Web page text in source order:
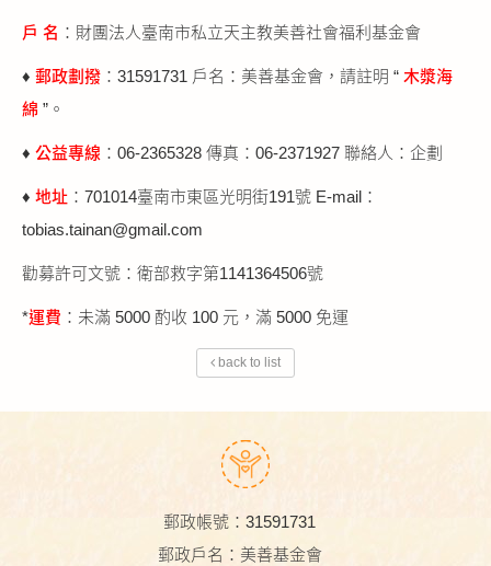
戶 名 ：財團法人臺南市私立天主教美善社會福利基金會
♦ 郵政劃撥 ：31591731 戶名：美善基金會，請註明 “ 木漿海
綿 ”。
♦ 公益專線 ：06-2365328 傳真：06-2371927 聯絡人：企劃
♦ 地址 ：701014臺南市東區光明街191號 E-mail：
tobias.tainan@gmail.com
勸募許可文號：衛部救字第1141364506號
*運費 ：未滿 5000 酌收 100 元，滿 5000 免運
back to list
郵政帳號：31591731
郵政戶名：美善基金會